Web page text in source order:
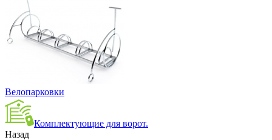
Велопарковки
Комплектующие для ворот.
Назад